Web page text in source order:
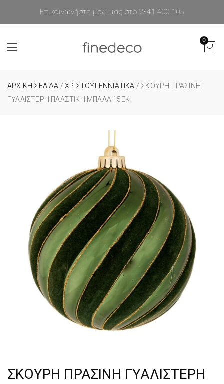
Επικοινωνήστε μαζί μας στο 2341 400 105
0
ΑΡΧΙΚΉ ΣΕΛΊΔΑ /ΧΡΙΣΤΟΥΓΕΝΝΙΑΤΙΚΑ / ΣΚΟΥΡΗ ΠΡΑΣΙΝΗ
ΓΥΑΛΙΣΤΕΡΗ ΠΛΑΣΤΙΚΗ ΜΠΑΛΑ 15ΕΚ
ΣΚΟΥΡΗ ΠΡΑΣΙΝΗ ΓΥΑΛΙΣΤΕΡΗ